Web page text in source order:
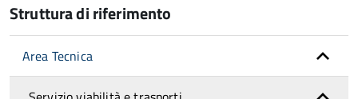
Struttura di riferimento
Area Tecnica